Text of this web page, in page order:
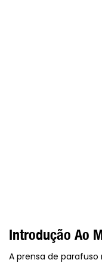
Introdução Ao
A prensa de